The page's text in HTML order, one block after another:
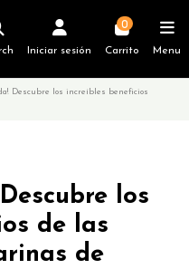
Iniciar sesión
0
Carrito Menu
Descubre los increíbles beneficios
los
de las
de